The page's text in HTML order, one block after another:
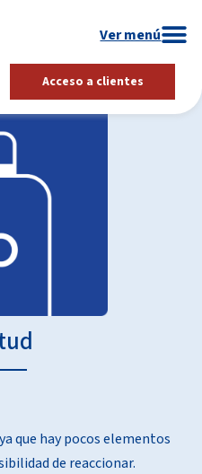
Acceso a clientes
que hay pocos elementos
de reaccionar.